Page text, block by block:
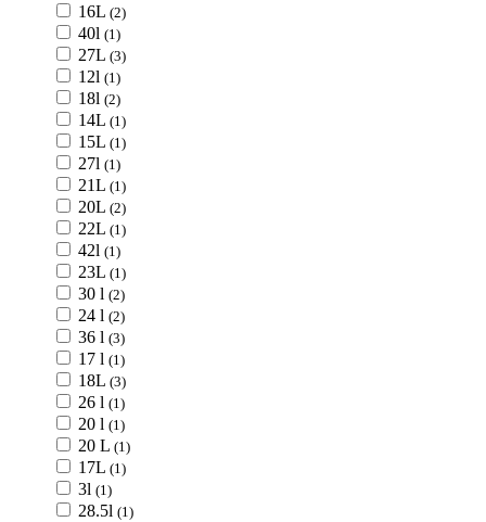
16L (2)
40l (1)
27L (3)
12l (1)
18l (2)
14L (1)
15L (1)
27l (1)
21L (1)
20L (2)
22L (1)
42l (1)
23L (1)
30 l (2)
24 l (2)
36 l (3)
17 l (1)
18L (3)
26 l (1)
20 l (1)
20 L (1)
17L (1)
3l (1)
28.5l (1)